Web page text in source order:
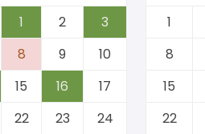
1
2
3
8 9
10
15 16
17
22 23
24
1
8
15
22